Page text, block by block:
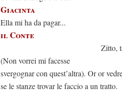
Giacinta
Ella mi ha da pagar...
il Conte
Zitto,
(Non vorrei mi facesse
svergognar con quest’altra). Or or
se le stanze trovar le faccio a un tratto.